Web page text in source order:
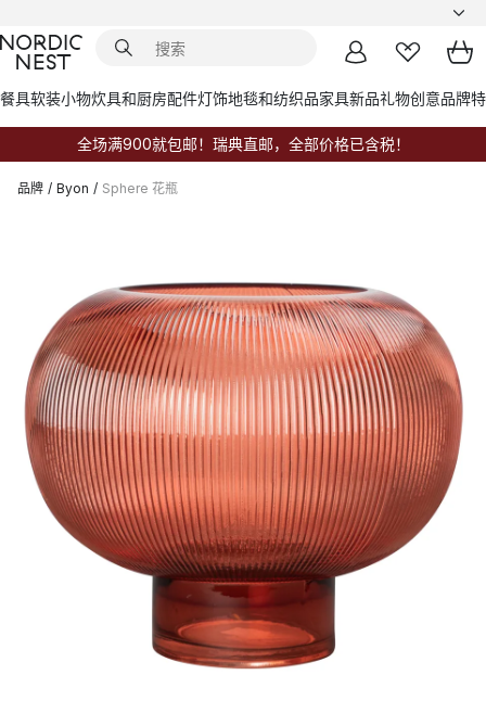
餐具软装小物炊具和厨房配件灯饰地毯和纺织品家具新品礼物创意品牌
全场满900就包邮！瑞典直邮，全部价格已含税！
品牌 / Byon / Sphere 花瓶